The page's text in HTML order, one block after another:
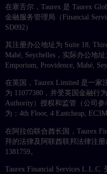
在塞舌尔，Taurex 是 Taurex
金融服务管理局（Financial
SD092）
其注册办公地址为 Suite 18,
Mahé, Seychelles，实际办公地
Emporium, Providence, Mahé,
在英国，Taurex Limited 是一
为 11077380，并受英国金融行
Authority）授权和监管（公司
为：4th Floor, 4 Eastcheap,
在阿拉伯联合酋长国，Taurex
拜的法律及阿联酋联邦法律注
1381759。
Taurex Financial Services